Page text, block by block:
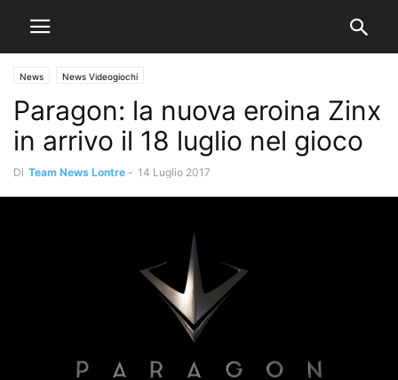
News News Videogiochi
Paragon: la nuova eroina Zinx
in arrivo il 18 luglio nel gioco
Di Team News Lontre - 14 Luglio 2017